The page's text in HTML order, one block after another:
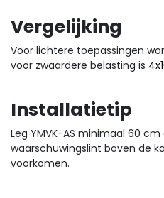
Vergelijking
Voor lichtere toepassingen
voor zwaardere belasting is
Installatietip
Leg YMVK-AS minimaal 60
waarschuwingslint boven de
voorkomen.